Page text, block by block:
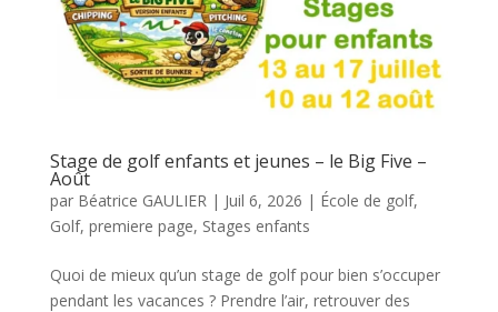
Stage de golf enfants et jeunes – le Big Five –
Août
par Béatrice GAULIER | Juil 6, 2026 | École de golf,
Golf, premiere page, Stages enfants
Quoi de mieux qu’un stage de golf pour bien s’occuper
pendant les vacances ? Prendre l’air, retrouver des